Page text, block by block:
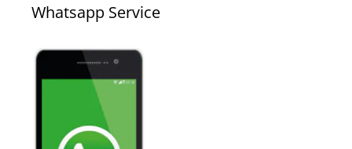
Whatsapp Service